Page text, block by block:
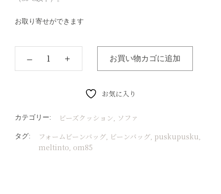
お取り寄せができます
‒ + お買い物カゴに追加
お気に入り
カテゴリー: ビーズクッション ソファ
タグ: フォームビーンバッグ ビーンバッグ puskupusku
meltinto om85